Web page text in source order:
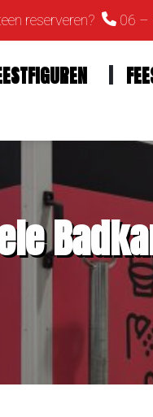
reserveren? 06 –